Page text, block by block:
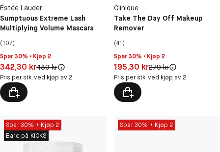
Estée Lauder
Sumptuous Extreme Lash
Multiplying Volume Mascara
(107)
Spar 30% • Kjøp 2
Pris: 342,30 kr
342,30 krOriginal pris:
489 kr
Pris per stk. ved kjøp av 2
Clinique
Take The Day Off Makeup
Remover
(41)
Spar 30% • Kjøp 2
Pris: 195,30 kr
195,30 krOriginal pris:
279 kr
Pris per stk. ved kjøp av 2
Spar 30%
Kjøp 2
Bare på KICKS
Spar 30% Kjøp 2